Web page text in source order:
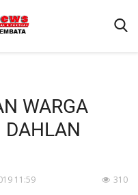
WARGA
DAHLAN
11:59 310